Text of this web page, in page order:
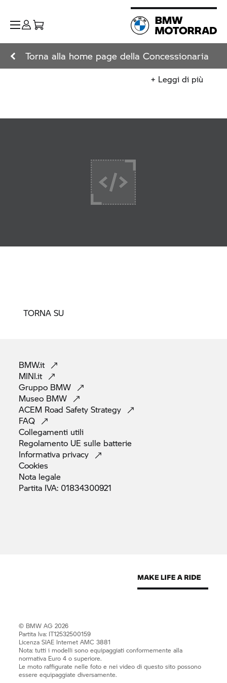
Torna alla home page della Concessionaria
+ Leggi di più
TORNA SU
BMW.it
MINI.it
Gruppo BMW
Museo BMW
ACEM Road SafetyStrategy
FAQ
Collegamenti utili
Regolamento UE sulle batterie
Informativa privacy
Cookies
Nota legale
Partita IVA: 01834300921
© BMW AG 2026
Partita Iva: IT12532500159
Licenza SIAE Internet AMC 3881
Nota: tutti i modelli sono equipaggiati conformemente alla
normativa Euro 4 o superiore.
Le moto raffigurate nelle foto e nei video di questo sito possono
essere equipaggiate diversamente.